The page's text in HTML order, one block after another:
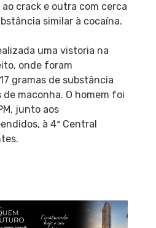
crack e outra com cerca
similar à cocaína.
uma vistoria na
onde foram
gramas de substância
maconha. O homem foi
junto aos
à 4ª Central